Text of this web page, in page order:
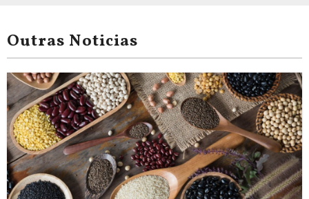
Outras Noticias